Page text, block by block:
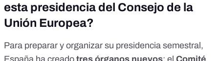
esta presidencia del Consejo de la
Unión Europea?
Para preparar y organizar su presidencia semestral,
España ha creado tres órganos nuevos: el Comité